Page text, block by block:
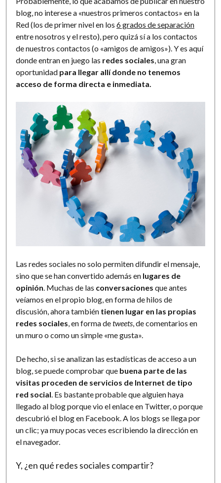
blog, no interese a «nuestros primeros contactos» en la
Red (los de primer nivel en los6 grados de separación
entre nosotros y el resto), pero quizá sí a los contactos
de nuestros contactos (o «amigos de amigos»). Y es aquí
donde entran en juego las redes sociales, una gran
oportunidad para llegar allí donde no tenemos
acceso de forma directa e inmediata.
Las redes sociales no solo permiten difundir el mensaje,
sino que se han convertido además en lugares de
opinión. Muchas de las conversaciones que antes
veíamos en el propio blog, en forma de hilos de
discusión, ahora también tienen lugar en las propias
redes sociales, en forma detweets, de comentarios en
un muro o como un simple «me gusta».
De hecho, si se analizan las estadísticas de acceso a un
blog, se puede comprobar que buena parte de las
visitas proceden de servicios de Internet de tipo
red social. Es bastante probable que alguien haya
llegado al blog porque vio el enlace en Twitter, o porque
descubrió el blog en Facebook. A los blogs se llega por
un clic; ya muy pocas veces escribiendo la dirección en
el navegador.
Y, ¿en qué redes sociales compartir?